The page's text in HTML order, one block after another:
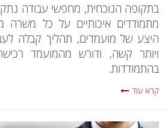
בתקופה הנוכחית, מחפשי עבודה
מתמודדים איכותיים על כל משרה
היצע של מועמדים, תהליך קבלה
ויותר קשה, ודורש מהמועמד
בהתמודדות.
קרא עוד